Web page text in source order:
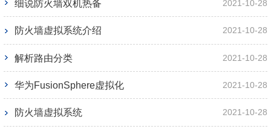
细说防火墙双机热备 2021-10-28
防火墙虚拟系统介绍 2021-10-28
解析路由分类 2021-10-28
华为FusionSphere虚拟化 2021-10-28
防火墙虚拟系统 2021-10-28